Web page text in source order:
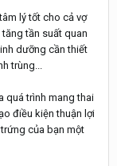
lý tốt cho cả vợ
tần suất quan
dưỡng cần thiết
trùng...
quá trình mang thai
điều kiện thuận lợi
của bạn một